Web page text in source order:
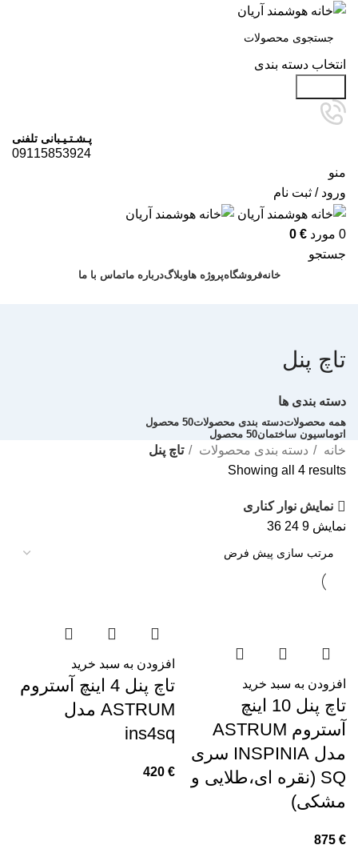
انتخاب دسته بندی
پـشـتـیـبانی تلفنی
09115853924
منو
ورود / ثبت نام
0 مورد 0 €
جستجو
خانهفروشگاهپروژه هاوبلاگدرباره ماتماس با ما
تاچ پنل
دسته بندی ها
همه محصولاتدسته بندی محصولات50 محصول
اتوماسیون ساختمان50 محصول
خانه دسته بندی محصولات
تاچ پنل
Showing all 4 results
نمایش نوار کناری
نمایش 9
24
36
افزودن به سبد خرید
تاچ پنل 10 اینچ
آستروم ASTRUM
مدل INSPINIA سری
SQ (نقره ای،طلایی و
مشکی)
875 €
افزودن به سبد خرید
تاچ پنل 4 اینچ آستروم
ASTRUM مدل
ins4sq
420 €